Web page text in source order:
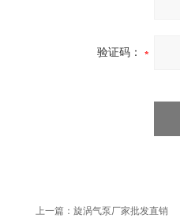
验证码：
上一篇： 旋涡气泵厂家批发直销